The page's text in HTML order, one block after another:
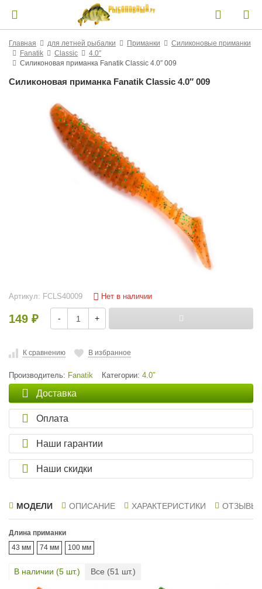
Главная для летней рыбалки Приманки
Силиконовые приманки
Fanatik
Classic
4.0″
Силиконовая приманка Fanatik Classic 4.0″ 009
Силиконовая приманка Fanatik Classic 4.0″ 009
Артикул: FCLS40009 Нет в наличии
149 ₽ - +
К сравнению В избранное
Производитель: Fanatik Категории: 4.0″
Доставка
Оплата
Наши гарантии
Наши скидки
МОДЕЛИ ОПИСАНИЕ ХАРАКТЕРИСТИКИ ОТЗЫВЫ
Длина приманки
43 мм
74 мм 100 мм
В наличии (5 шт.) Все (51 шт.)